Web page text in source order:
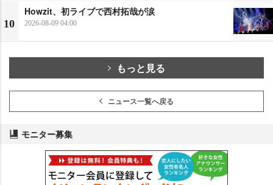
10
Howzit、初ライブで西村拓哉が涙
2026-08-09 04:00
もっと見る
ニュース一覧へ戻る
モニター募集